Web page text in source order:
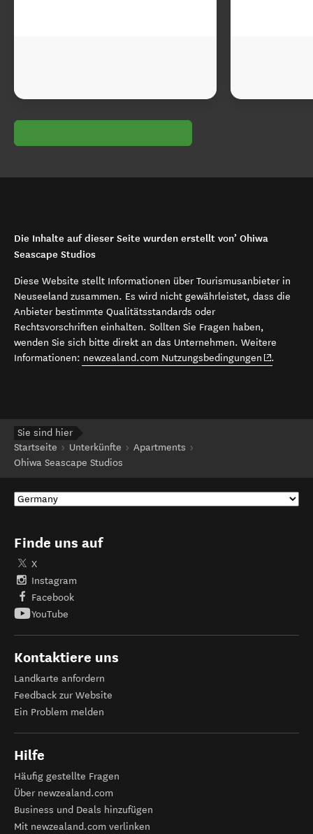
Die Inhalte auf dieser Seite wurden erstellt von’ Ohiwa
Seascape Studios
Diese Website stellt Informationen über Tourismusanbieter in
Neuseeland zusammen. Es wird nicht gewährleistet, dass die
Anbieter bestimmte Qualitätsstandards oder
Rechtsvorschriften einhalten. Sollten Sie Fragen haben,
wenden Sie sich bitte direkt an das Unternehmen. Weitere
Informationen: newzealand.com Nutzungsbedingungen (opens in
.
Sie sind hier
Startseite
Unterkünfte
Apartments
Ohiwa Seascape Studios
Finde uns auf
X
Instagram
Facebook
YouTube
Kontaktiere uns
Landkarte anfordern
Feedback zur Website
Ein Problem melden
Hilfe
Häufig gestellte Fragen
Über newzealand.com
Business und Deals hinzufügen
Mit newzealand.com verlinken